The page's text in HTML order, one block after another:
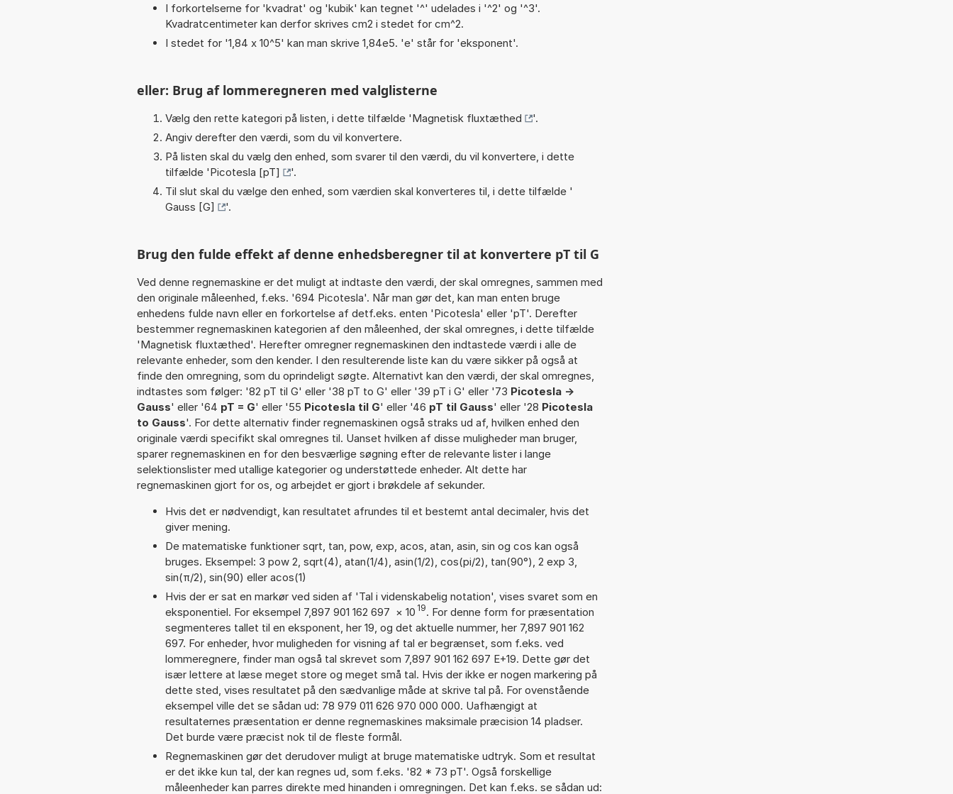
I forkortelserne for 'kvadrat' og 'kubik' kan tegnet '^' udelades i '^2' og '^3'.
Kvadratcentimeter kan derfor skrives cm2 i stedet for cm^2.
I stedet for '1,84 x 10^5' kan man skrive 1,84e5. 'e' står for 'eksponent'.
eller: Brug af lommeregneren med valglisterne
Vælg den rette kategori på listen, i dette tilfælde 'Magnetisk fluxtæthed
'.
Angiv derefter den værdi, som du vil konvertere.
På listen skal du vælg den enhed, som svarer til den værdi, du vil konvertere, i dette
tilfælde 'Picotesla [pT]
'.
Til slut skal du vælge den enhed, som værdien skal konverteres til, i dette tilfælde '
Gauss [G]
'.
Brug den fulde effekt af denne enhedsberegner til at konvertere pT til G
Ved denne regnemaskine er det muligt at indtaste den værdi, der skal omregnes, sammen med
den originale måleenhed, f.eks. '694 Picotesla'. Når man gør det, kan man enten bruge
enhedens fulde navn eller en forkortelse af detf.eks. enten 'Picotesla' eller 'pT'. Derefter
bestemmer regnemaskinen kategorien af den måleenhed, der skal omregnes, i dette tilfælde
'Magnetisk fluxtæthed'. Herefter omregner regnemaskinen den indtastede værdi i alle de
relevante enheder, som den kender. I den resulterende liste kan du være sikker på også at
finde den omregning, som du oprindeligt søgte. Alternativt kan den værdi, der skal omregnes,
indtastes som følger: '82 pT til G' eller '38 pT to G' eller '39 pT i G' eller '73 Picotesla ->
Gauss' eller '64 pT = G' eller '55 Picotesla til G' eller '46 pT til Gauss' eller '28 Picotesla
to Gauss'. For dette alternativ finder regnemaskinen også straks ud af, hvilken enhed den
originale værdi specifikt skal omregnes til. Uanset hvilken af disse muligheder man bruger,
sparer regnemaskinen en for den besværlige søgning efter de relevante lister i lange
selektionslister med utallige kategorier og understøttede enheder. Alt dette har
regnemaskinen gjort for os, og arbejdet er gjort i brøkdele af sekunder.
Hvis det er nødvendigt, kan resultatet afrundes til et bestemt antal decimaler, hvis det
giver mening.
De matematiske funktioner sqrt, tan, pow, exp, acos, atan, asin, sin og cos kan også
bruges. Eksempel: 3 pow 2, sqrt(4), atan(1/4), asin(1/2), cos(pi/2), tan(90°), 2 exp 3,
sin(π/2), sin(90) eller acos(1)
Hvis der er sat en markør ved siden af 'Tal i videnskabelig notation', vises svaret som en
eksponentiel. For eksempel 7,897 901 162 697 × 10 19. For denne form for præsentation
segmenteres tallet til en eksponent, her 19, og det aktuelle nummer, her 7,897 901 162
697. For enheder, hvor muligheden for visning af tal er begrænset, som f.eks. ved
lommeregnere, finder man også tal skrevet som 7,897 901 162 697 E+19. Dette gør det
især lettere at læse meget store og meget små tal. Hvis der ikke er nogen markering på
dette sted, vises resultatet på den sædvanlige måde at skrive tal på. For ovenstående
eksempel ville det se sådan ud: 78 979 011 626 970 000 000. Uafhængigt at
resultaternes præsentation er denne regnemaskines maksimale præcision 14 pladser.
Det burde være præcist nok til de fleste formål.
Regnemaskinen gør det derudover muligt at bruge matematiske udtryk. Som et resultat
er det ikke kun tal, der kan regnes ud, som f.eks. '82 * 73 pT'. Også forskellige
måleenheder kan parres direkte med hinanden i omregningen. Det kan f.eks. se sådan ud: